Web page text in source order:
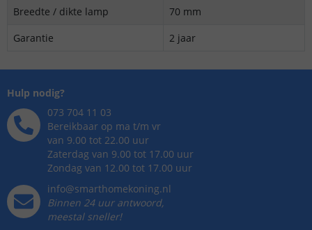
Breedte / dikte lamp
70 mm
Garantie
2 jaar
Hulp nodig?
073 704 11 03
Bereikbaar op ma t/m vr
van 9.00 tot 22.00 uur
Zaterdag van 9.00 tot 17.00 uur
Zondag van 12.00 tot 17.00 uur
info@smarthomekoning.nl
Binnen 24 uur antwoord,
meestal sneller!